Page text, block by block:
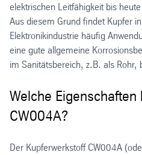
elektrischen Leitfähigkeit bis
Aus diesem Grund findet Kupfer
Elektronikindustrie häufig
eine gute allgemeine
im Sanitätsbereich, z.B. als Rohr,
Welche
CW004A?
Der Kupferwerkstoff CW004A